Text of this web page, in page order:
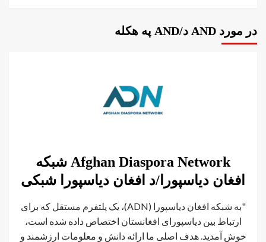
در مورد AND د/AND په هکله
Afghan Diaspora Network شبکه
افغان دیاسپورا/د افغان دیاسپورا شبکی
"به شبکه افغان دیاسپورا (ADN)، یک پلتفرم مستقل که برای
ارتباط بین دیاسپورای افغانستان اختصاص داده شده است،
خوش آمدید. هدف اصلی ما ارائه دانش و معلومات ارزشمند و